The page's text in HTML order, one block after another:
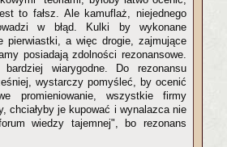
to fałsz. Ale kamuflaż, niejednego
w błąd. Kulki by wykonane
pierwiastki, a więc drogie, zajmujące
posiadają zdolności rezonansowe.
wiarygodne. Do rezonansu
wystarczy pomyśleć, by ocenić
promieniowanie, wszystkie firmy
chciałyby je kupować i wynalazca nie
wiedzy tajemnej", bo rezonans